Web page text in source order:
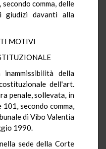
comma, delle
giudizi davanti alla
MOTIVI
della
dell'art.
penale, sollevata, in
secondo comma,
di Vibo Valentia
1990.
sede della Corte